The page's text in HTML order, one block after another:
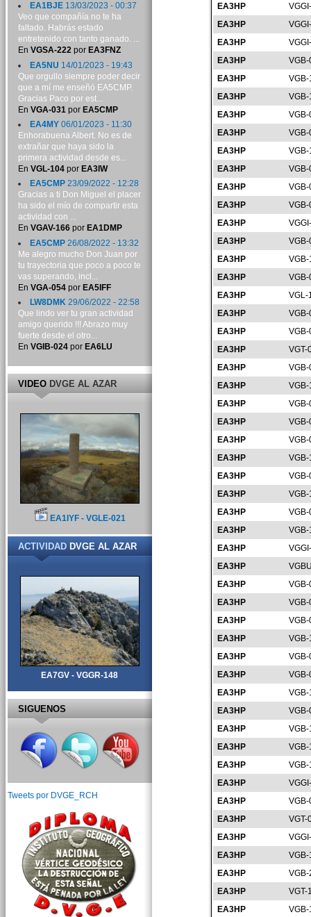
EA3HP
EA3HP
EA3HP
EA3HP
EA3HP
EA3HP
EA3HP
EA3HP
EA3HP
EA3HP
EA3HP
EA3HP
EA3HP
EA3HP
EA3HP
EA3HP
EA3HP
VGL-
EA3HP
EA3HP
EA3HP
VGT-
EA3HP
EA3HP
EA3HP
EA3HP
EA3HP
EA3HP
EA3HP
EA3HP
EA3HP
EA3HP
VGB-
EA3HP
EA3HP
EA3HP
EA3HP
EA3HP
EA3HP
EA3HP
EA3HP
EA3HP
EA3HP
EA3HP
EA3HP
EA3HP
EA3HP
EA3HP
EA3HP
VGT-
EA3HP
EA3HP
EA3HP
EA3HP
VGT-
EA3HP
EA1BJE13/03/2023 - 00:37
Veo que compañía no te ha
faltado. Habrás estado
entretenido con tanto ganado. ...
En VGSA-222por EA3FNZ
EA5NU 14/01/2023 - 19:43
Que orgullo siempre poder decir
que a mí me enseñó EA5CMP.
Gracias Paco por est...
En VGA-031 por EA5CMP
EA4MY06/01/2023 - 11:30
Enhorabuena Albert. No es de
extrañar que haya sido la
primera actividad desde es...
En VGL-104por EA3IW
EA5CMP23/09/2022 - 12:28
Gracias a ti Don Miguel el placer
ha sido el mío de compartir esta
actividad con ...
En VGAV-166por EA1DMP
EA5CMP26/08/2022 - 13:32
Me alegro mucho Don Juan por
tu trayectoria que poco a poco te
vas superando, incl...
En VGA-054por EA5IFF
LW8DMK29/06/2022 - 22:58
Que lindo ver tu gran actividad
amigo querido !!! Abrazo muy
fuerte desde el otro...
En VGIB-024por EA6LU
VIDEODVGE AL AZAR
EA1IYF - VGLE-021
ACTIVIDADDVGE AL AZAR
EA7GV - VGGR-148
SIGUENOS
Tweets por DVGE_RCH